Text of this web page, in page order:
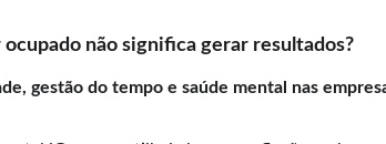
não significa gerar resultados?
gestão do tempo e saúde mental nas